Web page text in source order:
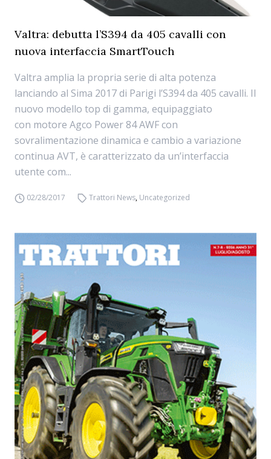
Valtra: debutta l’S394 da 405 cavalli con
nuova interfaccia SmartTouch
Valtra amplia la propria serie di alta potenza
lanciando al Sima 2017 di Parigi l’S394 da 405 cavalli. Il
nuovo modello top di gamma, equipaggiato
con motore Agco Power 84 AWF con
sovralimentazione dinamica e cambio a variazione
continua AVT, è caratterizzato da un’interfaccia
utente com...
02/28/2017 Trattori News, Uncategorized